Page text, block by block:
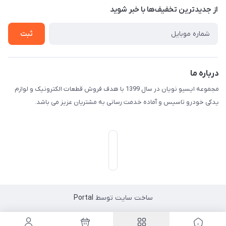
لیست محصولات
از جدید‌ترین تخفیف‌ها با‌ خبر شوید
ثبت
درباره ما
مجموعه ایسیو نویان در سال 1399 با هدف فروش قطعات الکترونیک و لوازم
یدکی خودرو تاسیس و آماده خدمت رسانی به مشتریان عزیز می باشد.
ساخت سایت توسط Portal